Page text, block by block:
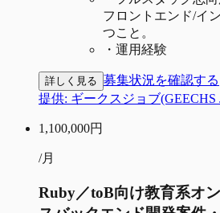
フロントエンド/イ
つこと。
・ 運用経験
詳しく見る 募集状況を確認する
提供: ギークスジョブ(GEECHS
1,100,000円
/月
Ruby／toB向け教育系オ